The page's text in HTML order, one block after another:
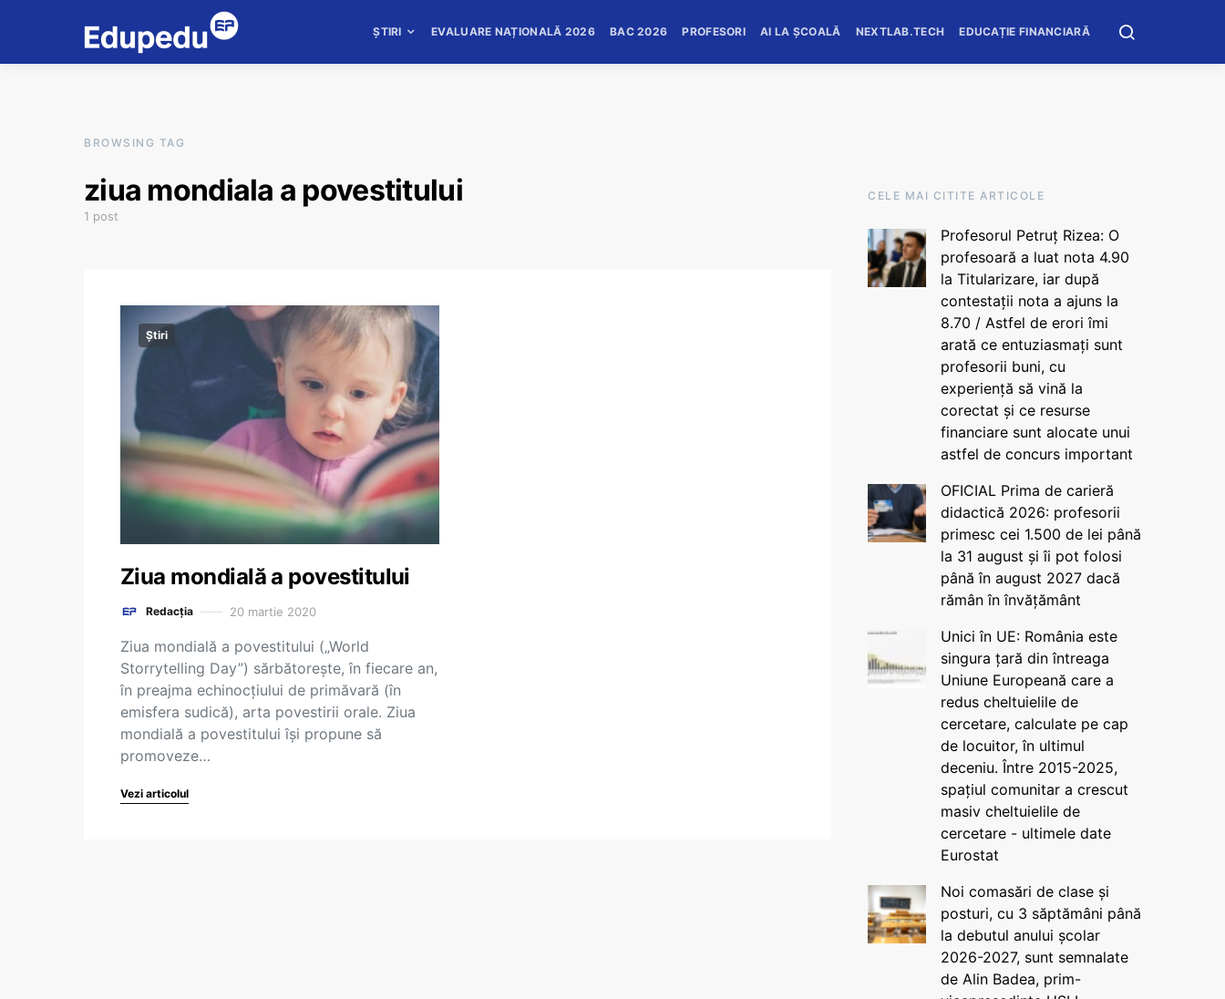
ȘTIRI EVALUARE NAȚIONALĂ 2026 BAC 2026 PROFESORI AI LA ȘCOALĂ NEXTLAB.TECH EDUCAȚIE FINANCIARĂ
BROWSING TAG
ziua mondiala a povestitului
1 post
Știri
Ziua mondială a povestitului
Redacția 20 martie 2020
Ziua mondială a povestitului („World
Storrytelling Day”) sărbătorește, în fiecare an,
în preajma echinocţiului de primăvară (în
emisfera sudică), arta povestirii orale. Ziua
mondială a povestitului îşi propune să
promoveze…
Vezi articolul
CELE MAI CITITE ARTICOLE
Profesorul Petruț Rizea: O
profesoară a luat nota 4.90
la Titularizare, iar după
contestații nota a ajuns la
8.70 / Astfel de erori îmi
arată ce entuziasmați sunt
profesorii buni, cu
experiență să vină la
corectat și ce resurse
financiare sunt alocate unui
astfel de concurs important
OFICIAL Prima de carieră
didactică 2026: profesorii
primesc cei 1.500 de lei până
la 31 august și îi pot folosi
până în august 2027 dacă
rămân în învățământ
Unici în UE: România este
singura țară din întreaga
Uniune Europeană care a
redus cheltuielile de
cercetare, calculate pe cap
de locuitor, în ultimul
deceniu. Între 2015-2025,
spațiul comunitar a crescut
masiv cheltuielile de
cercetare - ultimele date
Eurostat
Noi comasări de clase și
posturi, cu 3 săptămâni până
la debutul anului școlar
2026-2027, sunt semnalate
de Alin Badea, prim-